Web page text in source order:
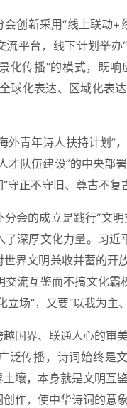
创新采用“线上联动
平台，线下计划举办
化传播”的模式，既
球化表达、区域化表
外青年诗人扶持计划”
才队伍建设”的中央部
守正不守旧、尊古不复
会的成立是践行“文明
深厚文化力量。习近
界文明兼收并蓄的开
流互鉴而不搞文化
场”，又要“以我为主
国界、联通人心的审
泛传播，诗词始终是
壤，本身就是文明互
作，使中华诗词的意